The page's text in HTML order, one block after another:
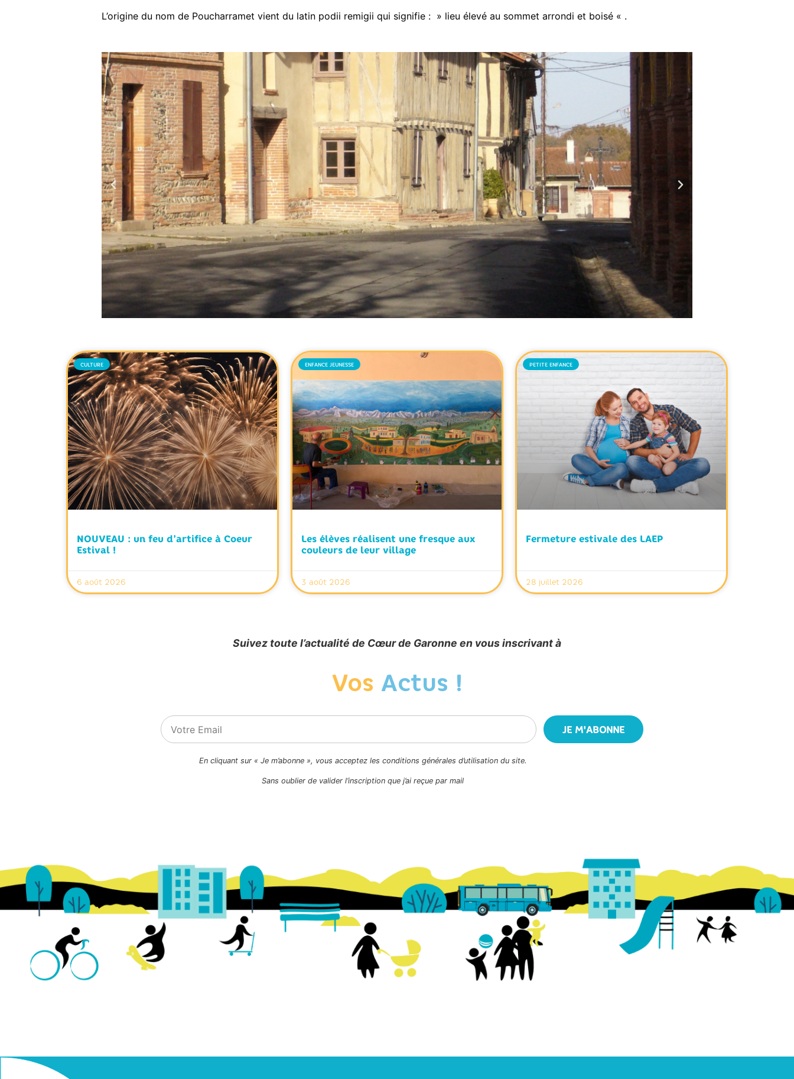
L’origine du nom de Poucharramet vient du latin podii remigii qui signifie : » lieu élevé au sommet arrondi et boisé « .
CULTURE
NOUVEAU : un feu d’artifice à Coeur
Estival !
6 août 2026
ENFANCE JEUNESSE
Les élèves réalisent une fresque aux
couleurs de leur village
3 août 2026
PETITE ENFANCE
Fermeture estivale des LAEP
28 juillet 2026
Suivez toute l’actualité de Cœur de Garonne en vous inscrivant à
Vos Actus !
JE M'ABONNE
En cliquant sur « Je m’abonne », vous acceptez les conditions générales d’utilisation du site.
Sans oublier de valider l’inscription que j’ai reçue par mail